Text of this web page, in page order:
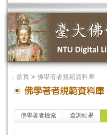
． 首頁 > 佛學著者規範資料庫
佛學著者檢索 查詢結果